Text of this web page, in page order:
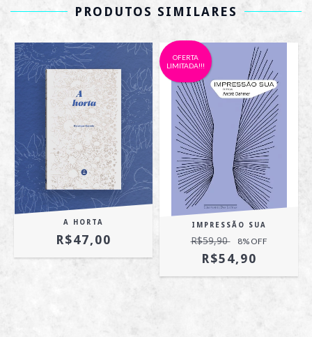
PRODUTOS SIMILARES
A HORTA
R$47,00
OFERTA
LIMITADA!!!
IMPRESSÃO SUA
R$59,90 8% OFF
R$54,90